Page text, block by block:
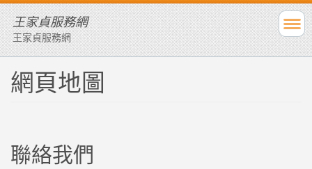
王家貞服務網
王家貞服務網
網頁地圖
聯絡我們